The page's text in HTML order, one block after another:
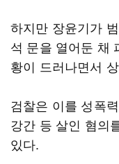
하지만 장윤기가
석 문을 열어둔 채
황이 드러나면서
검찰은 이를 성폭
강간 등 살인 혐의
있다.